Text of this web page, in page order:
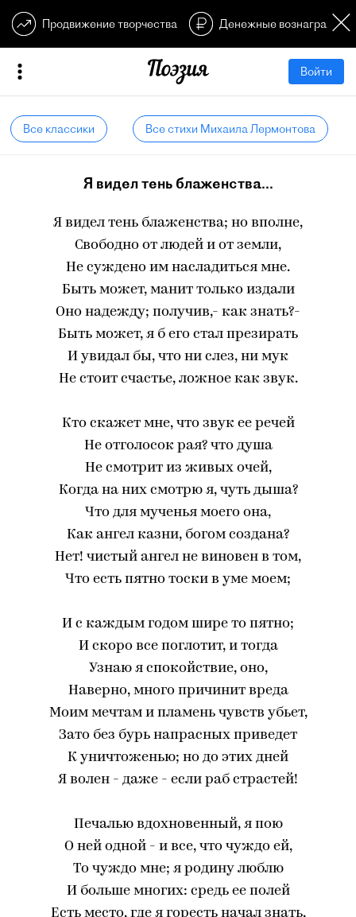
Продвижение творчества Денежные
Войти
Все классики Все стихи Михаила Лермонтова
Я видел тень блаженства...
Я видел тень блаженства; но вполне,
Свободно от людей и от земли,
Не суждено им насладиться мне.
Быть может, манит только издали
Оно надежду; получив,- как знать?-
Быть может, я б его стал презирать
И увидал бы, что ни слез, ни мук
Не стоит счастье, ложное как звук.
Кто скажет мне, что звук ее речей
Не отголосок рая? что душа
Не смотрит из живых очей,
Когда на них смотрю я, чуть дыша?
Что для мученья моего она,
Как ангел казни, богом создана?
Нет! чистый ангел не виновен в том,
Что есть пятно тоски в уме моем;
И с каждым годом шире то пятно;
И скоро все поглотит, и тогда
Узнаю я спокойствие, оно,
Наверно, много причинит вреда
Моим мечтам и пламень чувств убьет,
Зато без бурь напрасных приведет
К уничтоженью; но до этих дней
Я волен - даже - если раб страстей!
Печалью вдохновенный, я пою
О ней одной - и все, что чуждо ей,
То чуждо мне; я родину люблю
И больше многих: средь ее полей
Есть место, где я горесть начал знать,